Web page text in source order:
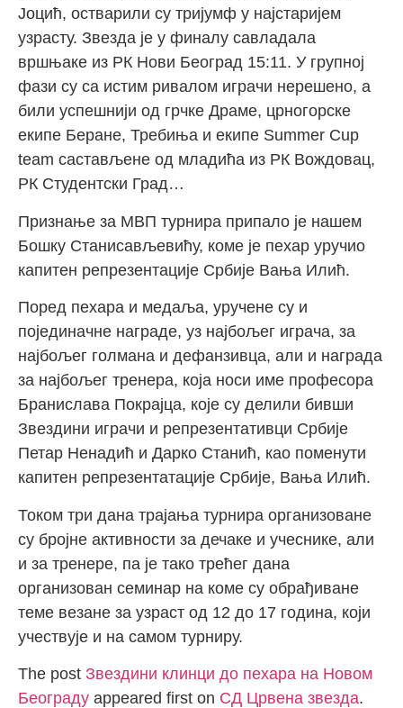
Јоцић, остварили су тријумф у најстаријем
узрасту. Звезда је у финалу савладала
вршњаке из РК Нови Београд 15:11. У групној
фази су са истим ривалом играчи нерешено, а
били успешнији од грчке Драме, црногорске
екипе Беране, Требиња и екипе Summer Cup
team састављене од младића из РК Вождовац,
РК Студентски Град…
Признање за МВП турнира припало је нашем
Бошку Станисављевићу, коме је пехар уручио
капитен репрезентације Србије Вања Илић.
Поред пехара и медаља, уручене су и
појединачне награде, уз најбољег играча, за
најбољег голмана и дефанзивца, али и награда
за најбољег тренера, која носи име професора
Бранислава Покрајца, које су делили бивши
Звездини играчи и репрезентативци Србије
Петар Ненадић и Дарко Станић, као поменути
капитен репрезентатације Србије, Вања Илић.
Током три дана трајања турнира организоване
су бројне активности за дечаке и учеснике, али
и за тренере, па је тако трећег дана
организован семинар на коме су обрађиване
теме везане за узраст од 12 до 17 година, који
учествује и на самом турниру.
The post Звездини клинци до пехара на Новом
Београду appeared first on СД Црвена звезда.